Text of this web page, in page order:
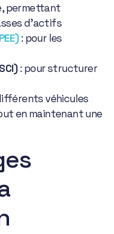
permettant
d’actifs
: pour les
: pour structurer
véhicules
en maintenant une